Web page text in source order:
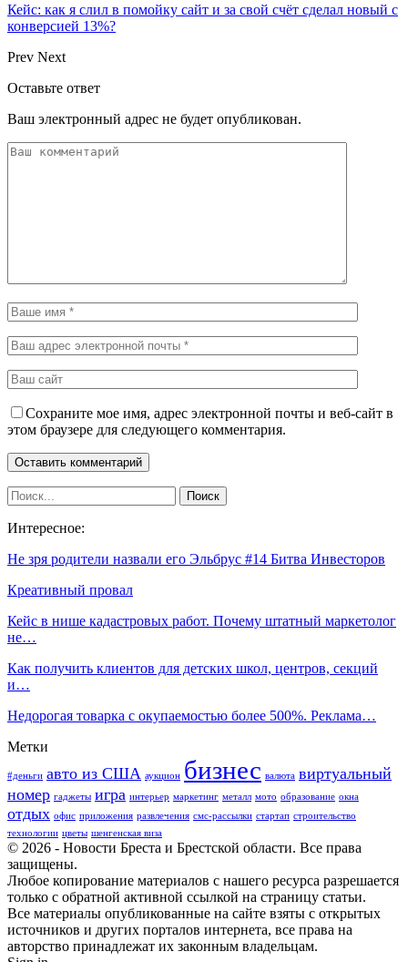
Кейс: как я слил в помойку сайт и за свой счёт сделал новый с
конверсией 13%?
Prev Next
Оставьте ответ
Ваш электронный адрес не будет опубликован.
Сохраните мое имя, адрес электронной почты и веб-сайт в
этом браузере для следующего комментария.
Интересное:
Не зря родители назвали его Эльбрус #14 Битва Инвесторов
Креативный провал
Кейс в нише кадастровых работ. Почему штатный маркетолог
не…
Как получить клиентов для детских школ, центров, секций
и…
Недорогая товарка с окупаемостью более 500%. Реклама…
Метки
#деньги авто из США аукцион бизнес валюта виртуальный
номер гаджеты игра интерьер маркетинг металл мото образование окна
отдых офис приложения развлечения смс-рассылки стартап строительство
технологии цветы шенгенская виза
© 2026 - Новости Бреста и Брестской области. Все права
защищены.
Любое копирование материалов с нашего ресурса разрешается
только с обратной активной ссылкой на страницу статьи.
Все материалы опубликованные на сайте взяты с открытых
источников и других порталов интернета, все права на
авторство принадлежат их законным владельцам.